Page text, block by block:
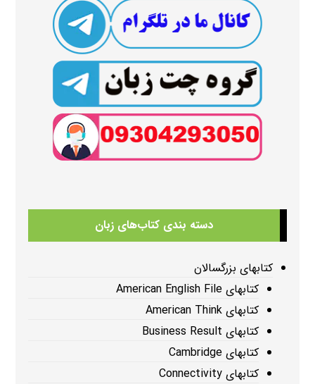
دسته بندی کتاب‌های زبان
کتابهای بزرگسالان
کتابهای American English File
کتابهای American Think
کتابهای Business Result
کتابهای Cambridge
کتابهای Connectivity